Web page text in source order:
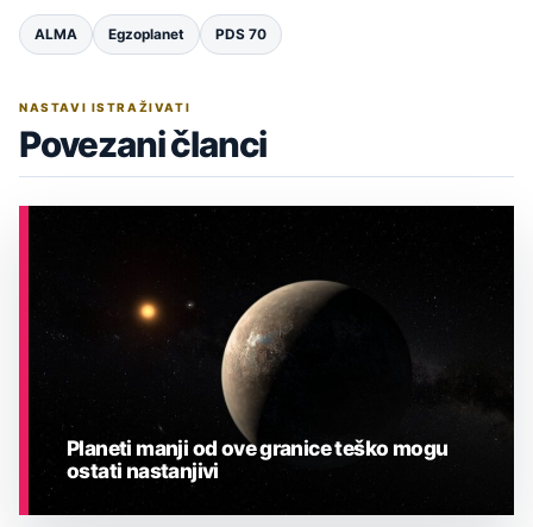
ALMA Egzoplanet PDS 70
NASTAVI ISTRAŽIVATI
Povezani članci
Planeti manji od ove granice teško mogu
ostati nastanjivi